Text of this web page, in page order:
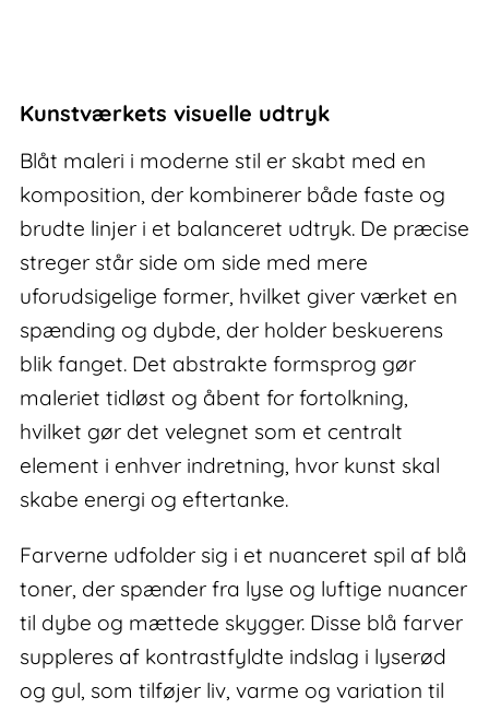
Kunstværkets visuelle udtryk
Blåt maleri i moderne stil er skabt med en
komposition, der kombinerer både faste og
brudte linjer i et balanceret udtryk. De præcise
streger står side om side med mere
uforudsigelige former, hvilket giver værket en
spænding og dybde, der holder beskuerens
blik fanget. Det abstrakte formsprog gør
maleriet tidløst og åbent for fortolkning,
hvilket gør det velegnet som et centralt
element i enhver indretning, hvor kunst skal
skabe energi og eftertanke.
Farverne udfolder sig i et nuanceret spil af blå
toner, der spænder fra lyse og luftige nuancer
til dybe og mættede skygger. Disse blå farver
suppleres af kontrastfyldte indslag i lyserød
og gul, som tilføjer liv, varme og variation til